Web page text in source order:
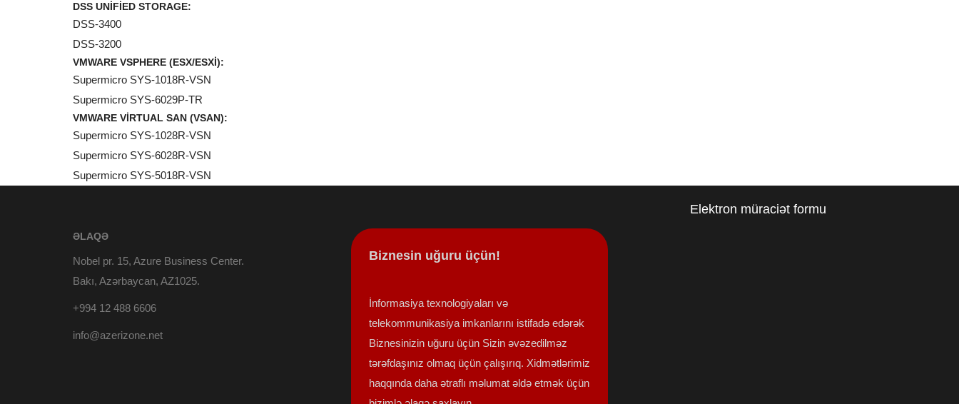
DSS UNIFIED STORAGE:
DSS-3400
DSS-3200
VMWARE VSPHERE (ESX/ESXI):
Supermicro SYS-1018R-VSN
Supermicro SYS-6029P-TR
VMWARE VIRTUAL SAN (VSAN):
Supermicro SYS-1028R-VSN
Supermicro SYS-6028R-VSN
Supermicro SYS-5018R-VSN
ƏLAQƏ
Nobel pr. 15, Azure Business Center.
Bakı, Azərbaycan, AZ1025.
+994 12 488 6606
info@azerizone.net
Biznesin uğuru üçün!
İnformasiya texnologiyaları və
telekommunikasiya imkanlarını istifadə edərək
Biznesinizin uğuru üçün Sizin əvəzedilməz
tərəfdaşınız olmaq üçün çalışırıq. Xidmətlərimiz
haqqında daha ətraflı məlumat əldə etmək üçün
Elektron müraciət formu